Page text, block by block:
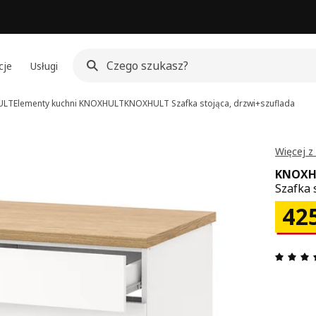
Usługi
Elementy kuchni KNOXHULTKNOXHULT Szafka stojąca, drzwi+szuflada
Więcej z
Szafka